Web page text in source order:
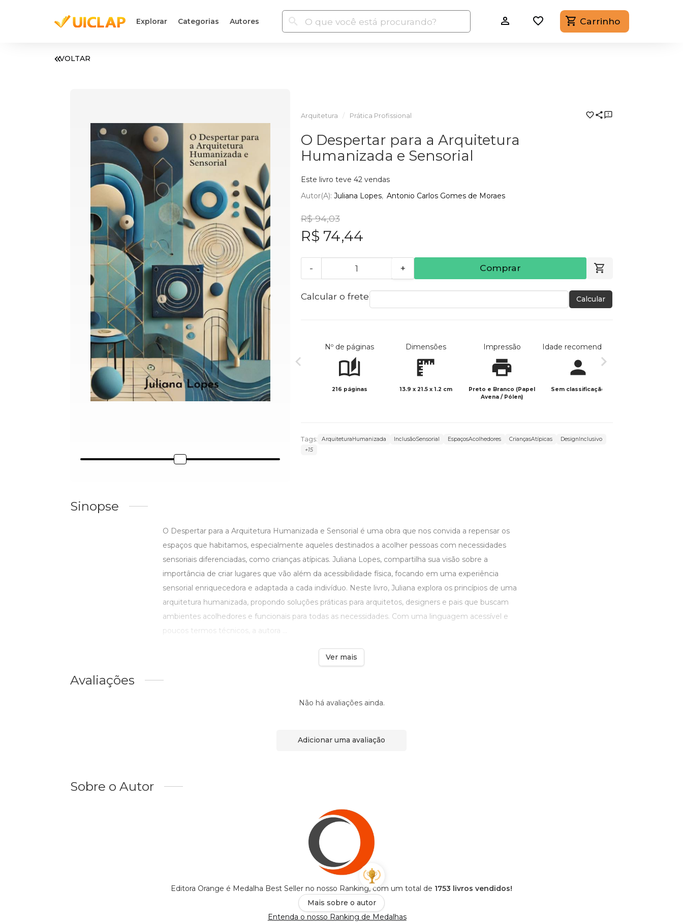
Explorar Categorias Autores Carrinho
VOLTAR
Arquitetura Prática Profissional
O Despertar para a Arquitetura
Humanizada e Sensorial
Este livro teve 42 vendas
Autor(a): Juliana Lopes Antonio Carlos Gomes de Moraes
R$ 94,03
R$ 74,44
- + Comprar
Calcular o frete Calcular
Nº de páginas
216 páginas
Dimensões
13.9 x 21.5 x 1.2 cm
Impressão
Preto e Branco (Papel
Avena / Pólen)
Idade recomendada
Sem classificação
Tags: ArquiteturaHumanizada InclusãoSensorial EspaçosAcolhedores CriançasAtípicas
DesignInclusivo
+15
Sinopse
O Despertar para a Arquitetura Humanizada e Sensorial é uma obra que nos convida a repensar os
espaços que habitamos, especialmente aqueles destinados a acolher pessoas com necessidades
sensoriais diferenciadas, como crianças atípicas. Juliana Lopes, compartilha sua visão sobre a
importância de criar lugares que vão além da acessibilidade física, focando em uma experiência
sensorial enriquecedora e adaptada a cada indivíduo. Neste livro, Juliana explora os princípios de uma
arquitetura humanizada, propondo soluções práticas para arquitetos, designers e pais que buscam
ambientes acolhedores e funcionais para todas as necessidades. Com uma linguagem acessível e
poucos termos técnicos, a autora ...
Ver mais
Avaliações
Não há avaliações ainda.
Adicionar uma avaliação
Sobre o Autor
Editora Orange é Medalha Best Seller no nosso Ranking, com um total de 1753 livros vendidos!
Mais sobre o autor
Entenda o nosso Ranking de Medalhas